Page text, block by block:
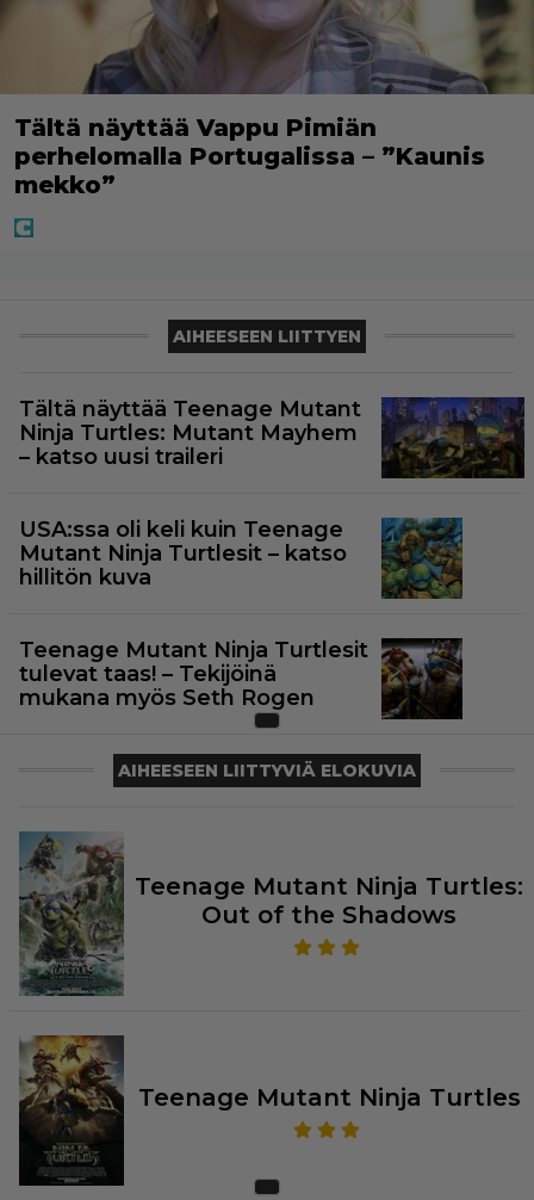
Tältä näyttää Vappu Pimiän
perhelomalla Portugalissa – ”Kaunis
mekko”
AIHEESEEN LIITTYEN
Tältä näyttää Teenage Mutant
Ninja Turtles: Mutant Mayhem
– katso uusi traileri
USA:ssa oli keli kuin Teenage
Mutant Ninja Turtlesit – katso
hillitön kuva
Teenage Mutant Ninja Turtlesit
tulevat taas! – Tekijöinä
mukana myös Seth Rogen
AIHEESEEN LIITTYVIÄ ELOKUVIA
Teenage Mutant Ninja Turtles:
Out of the Shadows
Teenage Mutant Ninja Turtles